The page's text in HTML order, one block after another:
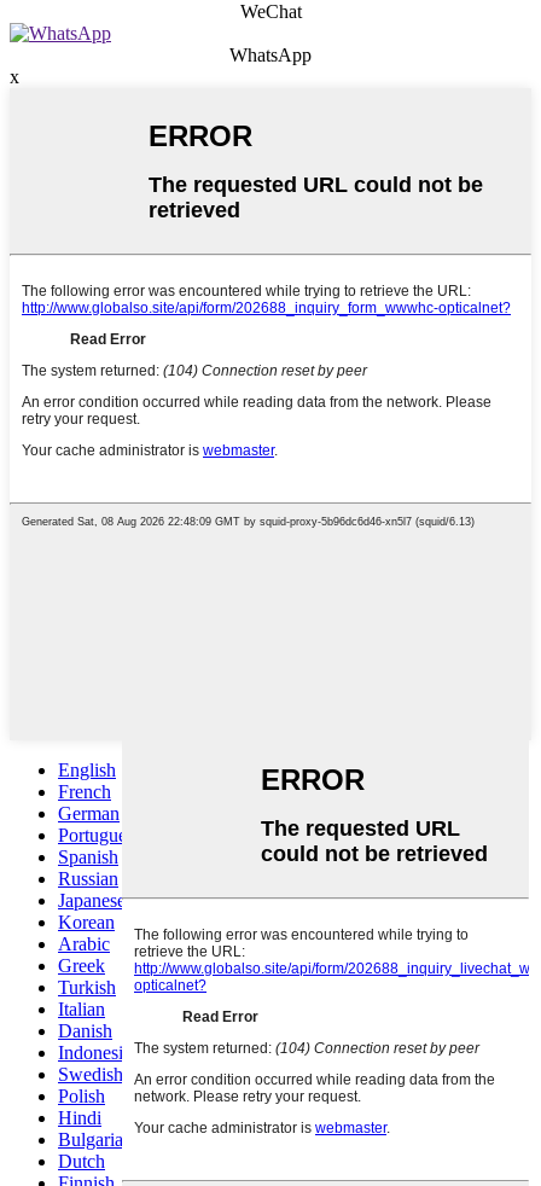
WeChat
WhatsApp
x
English
French
German
Portuguese
Spanish
Russian
Japanese
Korean
Arabic
Greek
Turkish
Italian
Danish
Indonesian
Swedish
Polish
Hindi
Bulgarian
Dutch